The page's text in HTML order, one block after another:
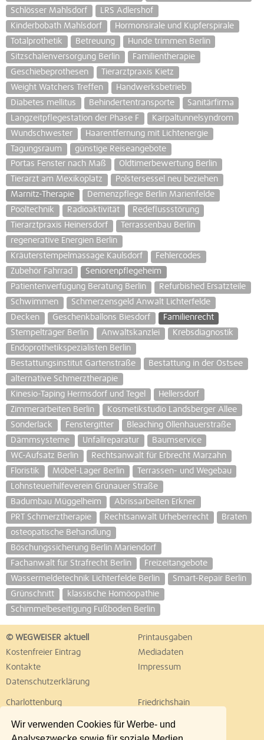
Wir verwenden Cookies für Werbe- und
Schlösser Mahlsdorf
LRS Adlershof
Kinderbobath Mahlsdorf
Hormonsirale und Kupferspirale
Totalprothetik
Betreuung
Hunde trimmen Berlin
Sitzschalenversorgung Berlin
Familientherapie
Geschiebeprothesen
Tierarztpraxis Kietz
Weight Watchers Treffen
Handwerksbetrieb
Diabetes mellitus
Behindertentransporte
Sanitärfirma
Langzeitpflegestation der Phase F
Karpaltunnelsyndrom
Wundschwester
Haarentfernung mit Lichtenergie
Tagungsraum
günstige Reiseangebote
Portas Fenster nach Maß
Oldtimerbewertung Berlin
Tierarzt am Mexikoplatz
Polstersessel neu beziehen
Marnitz-Therapie
Demenzpflege Berlin Marienfelde
Pooltechnik
Radioaktivität
Redeflussstörung
Tierarztpraxis Heinersdorf
Terrassenbau Berlin
regenerative Energien Berlin
Kräuterstempelmassage Kaulsdorf
Fehlercodes
Zubehör Fahrrad
Seniorenpflegeheim
Patientenverfügung Beratung Berlin
Refurbished Ersatzteile
Schwimmen
Schmerzensgeld Anwalt Lichterfelde
Decken
Geschenkballons Biesdorf
Familienrecht
Stempelträger Berlin
Anwaltskanzlei
Krebsdiagnostik
Endoprothetikspezialisten Berlin
Bestattungsinstitut Gartenstraße
Bestattung in der Ostsee
alternative Schmerztherapie
Kinesio-Taping Hermsdorf und Tegel
Hellersdorf
Zimmerarbeiten Berlin
Kosmetikstudio Landsberger Allee
Sonderlack
Fenstergitter
Bleaching Ollenhauerstraße
Dämmsysteme
Unfallreparatur
Baumservice
WC-Aufsatz Berlin
Rechtsanwalt für Erbrecht Marzahn
Floristik
Möbel-Lager Berlin
Terrassen- und Wegebau
Lohnsteuerhilfeverein Grünauer Straße
Badumbau Müggelheim
Abrissarbeiten Erkner
PRT Schmerztherapie
Rechtsanwalt Urheberrecht
Braten
osteopatische Behandlung
Böschungssicherung Berlin Mariendorf
Fachanwalt für Strafrecht Berlin
Freizeitangebote
Wassermeldetechnik Lichterfelde Berlin
Smart-Repair Berlin
Grünschnitt
klassische Homöopathie
Schimmelbeseitigung Fußboden Berlin
© WEGWEISER aktuell
Printausgaben
Kostenfreier Eintrag
Mediadaten
Kontakte
Impressum
Datenschutzerklärung
Charlottenburg
Friedrichshain